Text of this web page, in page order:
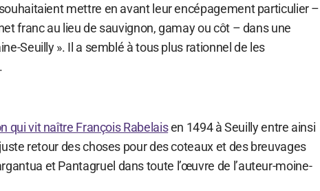
mettre en avant leur encépagement particulier –
franc au lieu de sauvignon, gamay ou côt – dans une
Seuilly ». Il a semblé à tous plus rationnel de les
qui vit naître François Rabelaisen 1494 à Seuilly entre ainsi
retour des choses pour des coteaux et des breuvages
et Pantagruel dans toute l’œuvre de l’auteur-moine-